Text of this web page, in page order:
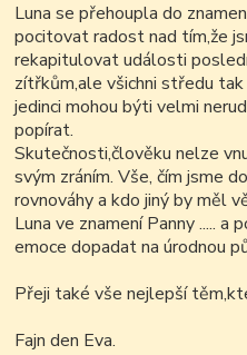
Luna se přehoupla do
pocitovat radost nad tím,že
rekapitulovat události
zítřkům,ale všichni středu
jedinci mohou býti velmi
popírat.
Skutečnosti,člověku nelze
svým zráním. Vše, čím jsme
rovnováhy a kdo jiný by měl
Luna ve znamení Panny .....
emoce dopadat na úrodnou
Přeji také vše nejlepší
Fajn den Eva.